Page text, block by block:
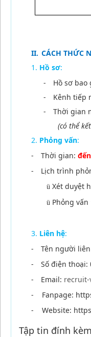
II. CÁCH THỨC
Hồ sơ:
-
Hồ sơ bao
-
Kênh tiếp
-
Thời gian
(có thể kết
Phỏng vấn:
-
Thời gian:
-
Lịch trình
ü Xét duyệt
ü Phỏng
Liên hệ:
-
Tên người
-
Số điện thoại:
-
Email: recruit-
- Fanpage:
- Website:
Tập tin đính kèm